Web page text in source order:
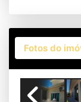
Fotos do